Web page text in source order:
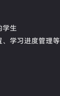
学生
学习进度管理等